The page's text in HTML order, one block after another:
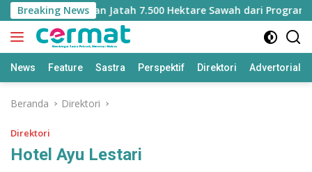
Langsung
ke
konten
Breaking News
Malut Kehilangan Jatah 7.500 Hektare Sawah dari Program
News Feature Sastra Perspektif Direktori Advertorial
Beranda Direktori
Direktori
Hotel Ayu Lestari